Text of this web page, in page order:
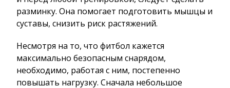
разминку. Она помогает подготовить мышцы и
суставы, снизить риск растяжений.
Несмотря на то, что фитбол кажется
максимально безопасным снарядом,
необходимо, работая с ним, постепенно
повышать нагрузку. Сначала небольшое